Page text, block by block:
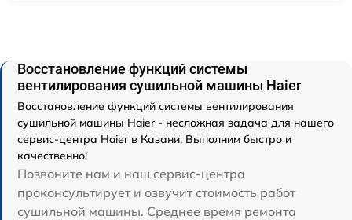
Восстановление функций системы
вентилирования сушильной машины Haier
Восстановление функций системы вентилирования
сушильной машины Haier - несложная задача для нашего
сервис-центра Haier в Казани. Выполним быстро и
качественно!
Позвоните нам и наш сервис-центра
проконсультирует и озвучит стоимость работ
сушильной машины. Среднее время ремонта